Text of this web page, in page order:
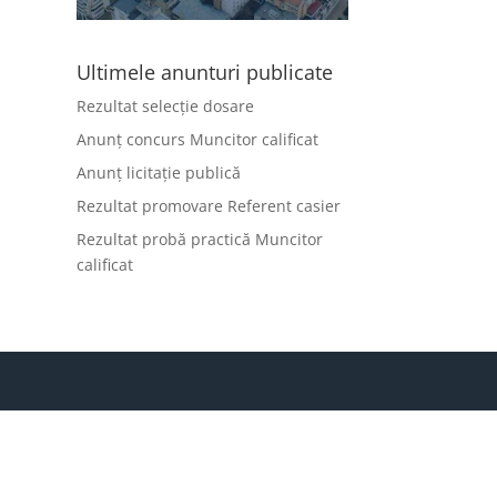
Ultimele anunturi publicate
Rezultat selecție dosare
Anunț concurs Muncitor calificat
Anunț licitație publică
Rezultat promovare Referent casier
Rezultat probă practică Muncitor
calificat